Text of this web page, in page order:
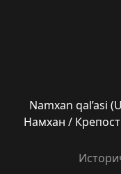
Namxan qal’asi
Намхан /